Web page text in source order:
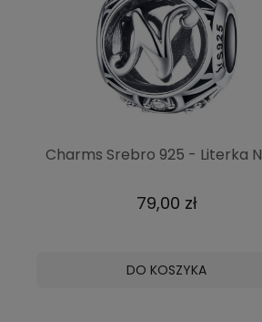
Charms Srebro 925 - Literka N
79,00 zł
DO KOSZYKA